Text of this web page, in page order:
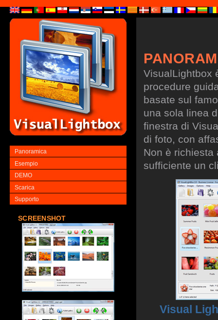
Panoramica
Esempio
DEMO
Scarica
Supporto
SCREENSHOT
VisualLightbox
procedure
basate sul
una sola linea
finestra di
di foto, con
Non è richiesta
sufficiente un
Visual